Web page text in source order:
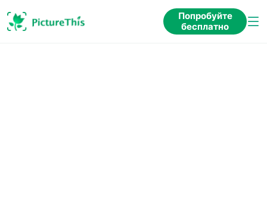
Попробуйте
бесплатно